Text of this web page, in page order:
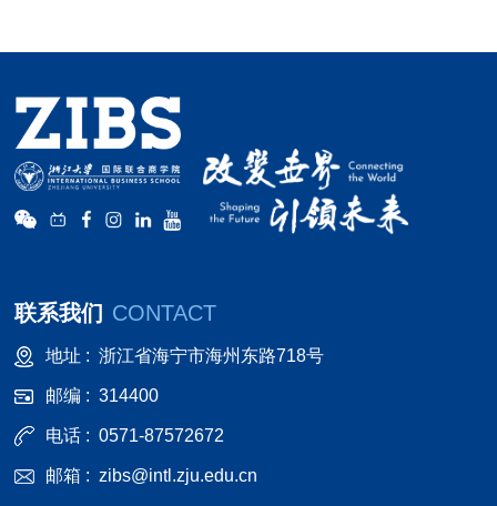
联系我们 CONTACT
地址 :浙江省海宁市海州东路718号
邮编 :314400
电话 :0571-87572672
邮箱 :zibs@intl.zju.edu.cn